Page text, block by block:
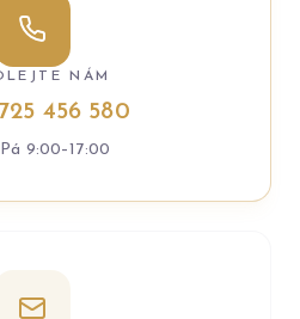
NÁM
456 580
9:00–17:00